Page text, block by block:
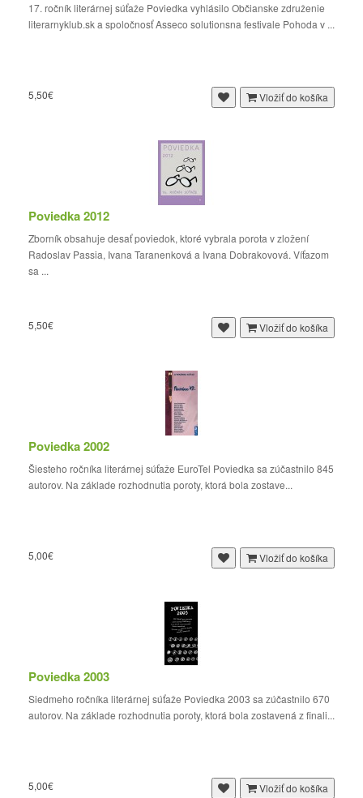
17. ročník literárnej súťaže Poviedka vyhlásilo Občianske združenie
literarnyklub.sk a spoločnosť Asseco solutionsna festivale Pohoda v ...
5,50€ Vložiť do košíka
Poviedka 2012
Zborník obsahuje desať poviedok, ktoré vybrala porota v zložení
Radoslav Passia, Ivana Taranenková a Ivana Dobrakovová. Víťazom
sa ...
5,50€ Vložiť do košíka
Poviedka 2002
Šiesteho ročníka literárnej súťaže EuroTel Poviedka sa zúčastnilo 845
autorov. Na základe rozhodnutia poroty, ktorá bola zostave...
5,00€ Vložiť do košíka
Poviedka 2003
Siedmeho ročníka literárnej súťaže Poviedka 2003 sa zúčastnilo 670
autorov. Na základe rozhodnutia poroty, ktorá bola zostavená z finali...
5,00€ Vložiť do košíka